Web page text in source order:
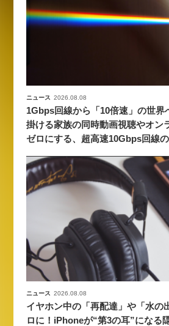
ニュース 2026.08.08
1Gbps回線から「10倍速」の世界
掛ける家族の同時動画視聴やオン
ゼロにする、超高速10Gbps回線
ニュース 2026.08.08
イヤホン中の「再配達」や「水の
ロに！iPhoneが“第3の耳”になる